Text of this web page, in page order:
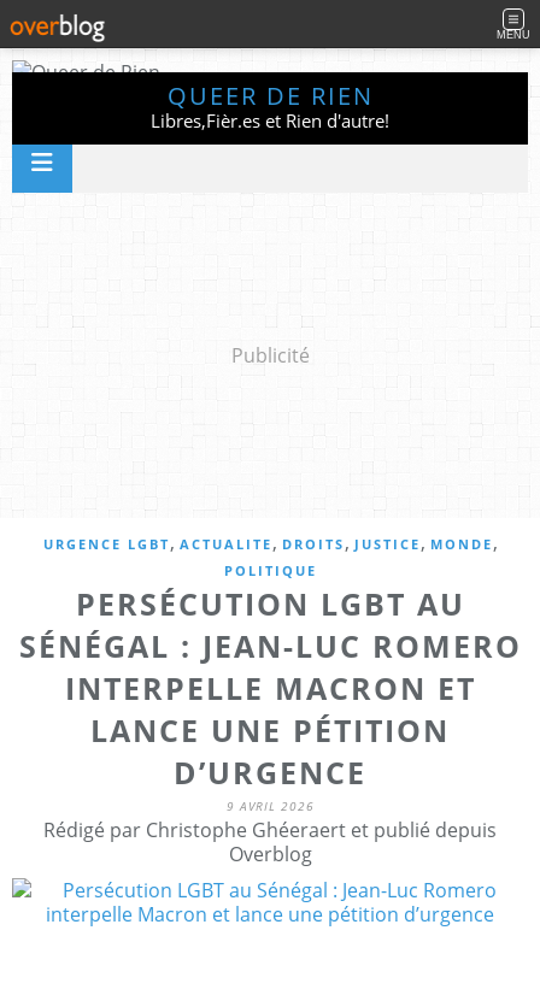
MENU
QUEER DE RIEN
Libres,Fièr.es et Rien d'autre!
Publicité
URGENCE LGBT, ACTUALITE , DROITS , JUSTICE , MONDE ,
POLITIQUE
PERSÉCUTION LGBT AU
SÉNÉGAL : JEAN-LUC ROMERO
INTERPELLE MACRON ET
LANCE UNE PÉTITION
D’URGENCE
9 AVRIL 2026
Rédigé par Christophe Ghéeraert et publié depuis
Overblog